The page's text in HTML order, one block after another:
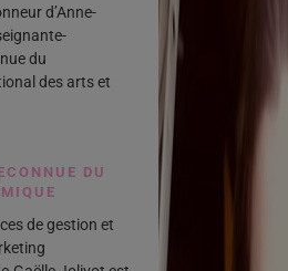
d’Anne-
du
des arts et
DU
de gestion et